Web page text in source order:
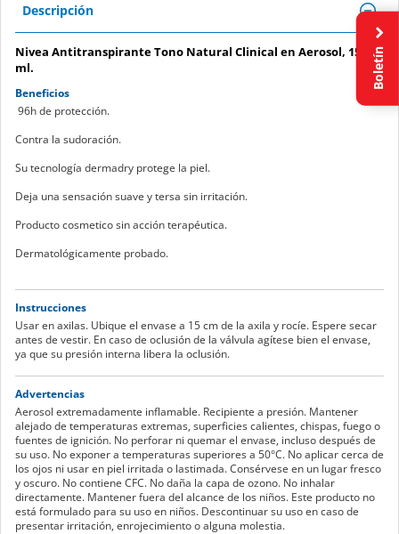
Descripción
Nivea Antitranspirante Tono Natural Clinical en Aerosol, 150
ml.
Beneficios
96h de protección.
Contra la sudoración.
Su tecnología dermadry protege la piel.
Deja una sensación suave y tersa sin irritación.
Producto cosmetico sin acción terapéutica.
Dermatológicamente probado.
Instrucciones
Usar en axilas. Ubique el envase a 15 cm de la axila y rocíe. Espere secar
antes de vestir. En caso de oclusión de la válvula agítese bien el envase,
ya que su presión interna libera la oclusión.
Advertencias
Aerosol extremadamente inflamable. Recipiente a presión. Mantener
alejado de temperaturas extremas, superficies calientes, chispas, fuego o
fuentes de ignición. No perforar ni quemar el envase, incluso después de
su uso. No exponer a temperaturas superiores a 50°C. No aplicar cerca de
los ojos ni usar en piel irritada o lastimada. Consérvese en un lugar fresco
y oscuro. No contiene CFC. No daña la capa de ozono. No inhalar
directamente. Mantener fuera del alcance de los niños. Este producto no
está formulado para su uso en niños. Descontinuar su uso en caso de
presentar irritación, enrojecimiento o alguna molestia.
Boletín